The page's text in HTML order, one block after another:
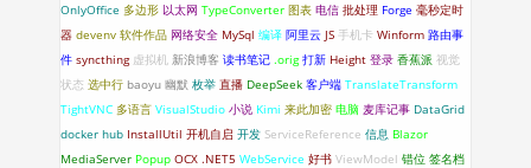
OnlyOffice 多边形 以太网 TypeConverter 图表 电信 批处理 Forge 毫秒定时
器 devenv 软件作品 网络安全 MySql 编译 阿里云 JS 手机卡 Winform 路由事
件 syncthing 虚拟机 新浪博客 读书笔记 .orig 打新 Height 登录 香蕉派 视觉
状态 选中行 baoyu 幽默 枚举 直播 DeepSeek 客户端 TranslateTransform
TightVNC 多语言 VisualStudio 小说 Kimi 来此加密 电脑 麦库记事 DataGrid
docker hub InstallUtil 开机自启 开发 ServiceReference 信息 Blazor
MediaServer Popup OCX .NET5 WebService 好书 ViewModel 错位 签名档